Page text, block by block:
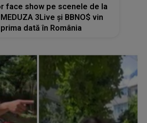
face show pe scenele de la
3Live şi BBNO$ vin
dată în România